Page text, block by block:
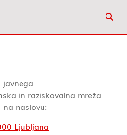
javnega
in raziskovalna mreža
na naslovu:
Ljubljana